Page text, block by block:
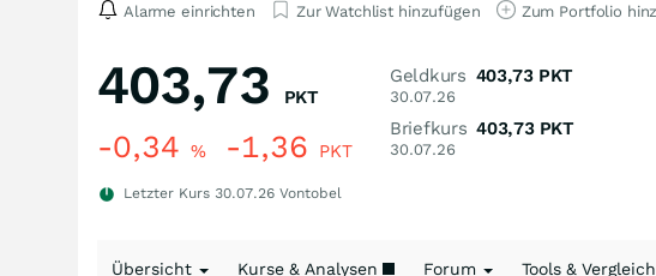
Alarme einrichten Zur Watchlist hinzufügen Zum Portfolio
403,73 PKT
-0,34 % -1,36 PKT
Letzter Kurs 30.07.26 Vontobel
Geldkurs
30.07.26
403,73 PKT
Briefkurs
30.07.26
403,73 PKT
Übersicht Kurse & Analysen Forum Tools &